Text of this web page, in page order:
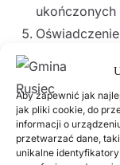
Aby zapewnić jak
jak pliki cookie, do
informacji o
przetwarzać dane,
unikalne
zatrudnienie